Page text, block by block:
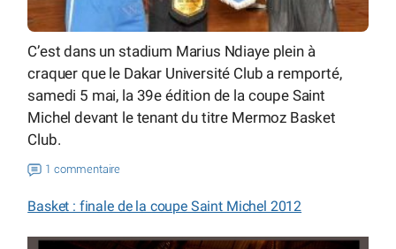
C’est dans un stadium Marius Ndiaye plein à
craquer que le Dakar Université Club a remporté,
samedi 5 mai, la 39e édition de la coupe Saint
Michel devant le tenant du titre Mermoz Basket
Club.
1 commentaire
Basket : finale de la coupe Saint Michel 2012